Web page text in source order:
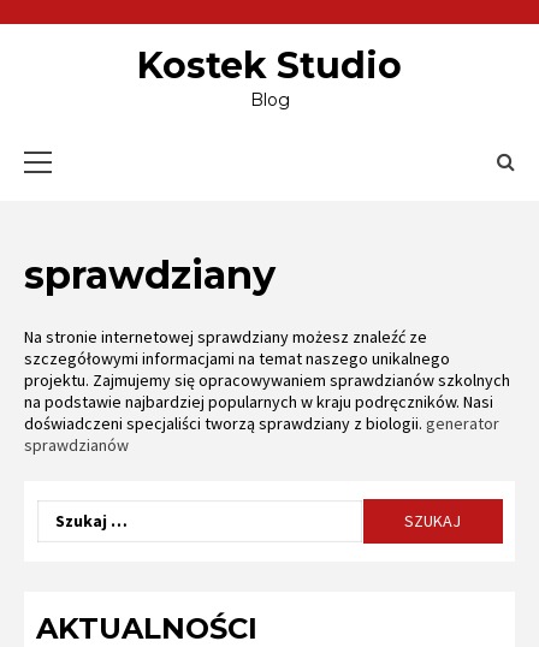
to
Kostek Studio
Blog
Menu
sprawdziany
Na stronie internetowej sprawdziany możesz znaleźć ze
szczegółowymi informacjami na temat naszego unikalnego
projektu. Zajmujemy się opracowywaniem sprawdzianów szkolnych
na podstawie najbardziej popularnych w kraju podręczników. Nasi
doświadczeni specjaliści tworzą sprawdziany zbiologii. generator
sprawdzianów
AKTUALNOŚCI